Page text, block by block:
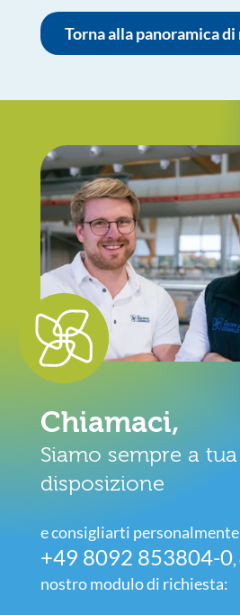
Torna alla panoramica
Chiamaci,
Siamo sempre a tua
disposizione
e consigliarti
+49 8092 853804-0
nostro modulo di richiesta: